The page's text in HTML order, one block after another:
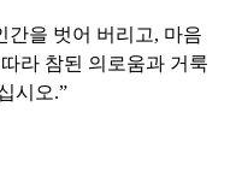
간을 벗어 버리고, 마음
라 참된 의로움과 거룩
시오.”